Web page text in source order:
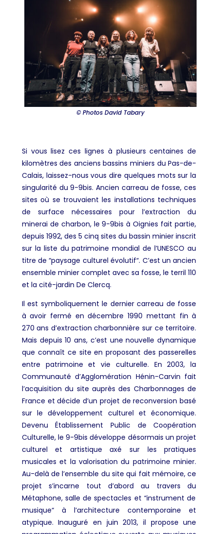
© Photos David Tabary
Si vous lisez ces lignes à plusieurs centaines de
kilomètres des anciens bassins miniers du Pas-de-
Calais, laissez-nous vous dire quelques mots sur la
singularité du 9-9bis. Ancien carreau de fosse, ces
sites où se trouvaient les installations techniques
de surface nécessaires pour l’extraction du
minerai de charbon, le 9-9bis à Oignies fait partie,
depuis 1992, des 5 cinq sites du bassin minier inscrit
sur la liste du patrimoine mondial de l’UNESCO au
titre de “paysage culturel évolutif“. C’est un ancien
ensemble minier complet avec sa fosse, le terril 110
et la cité-jardin De Clercq.
Il est symboliquement le dernier carreau de fosse
à avoir fermé en décembre 1990 mettant fin à
270 ans d’extraction charbonnière sur ce territoire.
Mais depuis 10 ans, c’est une nouvelle dynamique
que connaît ce site en proposant des passerelles
entre patrimoine et vie culturelle. En 2003, la
Communauté d’Agglomération Hénin-Carvin fait
l’acquisition du site auprès des Charbonnages de
France et décide d’un projet de reconversion basé
sur le développement culturel et économique.
Devenu Établissement Public de Coopération
Culturelle, le 9-9bis développe désormais un projet
culturel et artistique axé sur les pratiques
musicales et la valorisation du patrimoine minier.
Au-delà de l’ensemble du site qui fait mémoire, ce
projet s’incarne tout d’abord au travers du
Métaphone, salle de spectacles et “instrument de
musique“ à l’architecture contemporaine et
atypique. Inauguré en juin 2013, il propose une